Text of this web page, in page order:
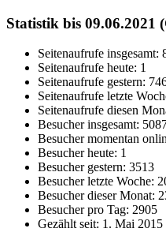
Statistik bis 09.06.2021
Seitenaufrufe insgesamt:
Seitenaufrufe heute: 1
Seitenaufrufe gestern:
Seitenaufrufe letzte
Seitenaufrufe diesen
Besucher insgesamt:
Besucher momentan
Besucher heute: 1
Besucher gestern: 3513
Besucher letzte Woche:
Besucher dieser Monat:
Besucher pro Tag: 2905
Gezählt seit: 1. Mai 2015